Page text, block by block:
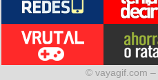
© vayagif.com –